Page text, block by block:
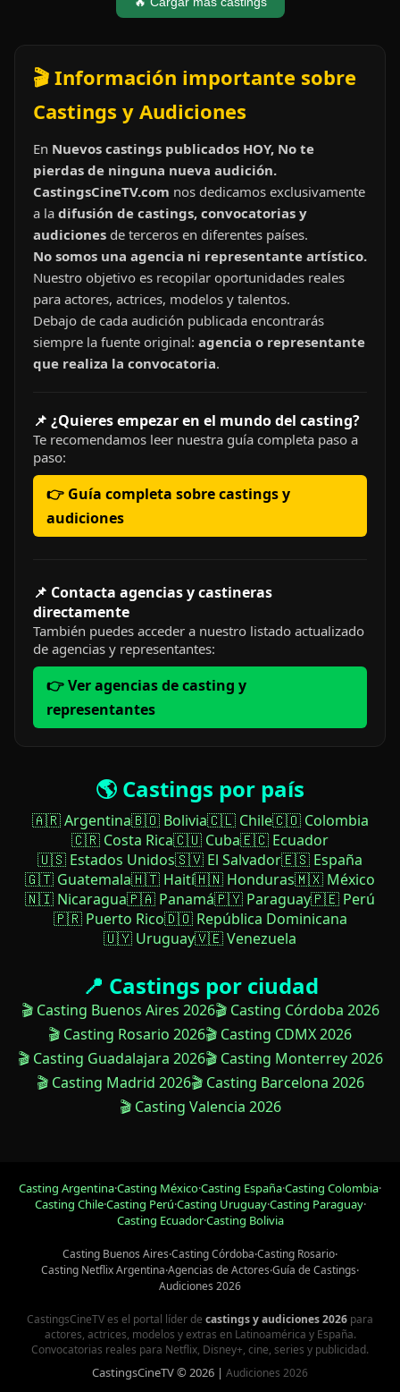
🎬 Información importante sobre
Castings y Audiciones
En Nuevos castings publicados HOY, No te
pierdas de ninguna nueva audición.
CastingsCineTV.com nos dedicamos exclusivamente
a la difusión de castings, convocatorias y
audiciones de terceros en diferentes países.
No somos una agencia ni representante artístico.
Nuestro objetivo es recopilar oportunidades reales
para actores, actrices, modelos y talentos.
Debajo de cada audición publicada encontrarás
siempre la fuente original: agencia o representante
que realiza la convocatoria.
📌 ¿Quieres empezar en el mundo del casting?
Te recomendamos leer nuestra guía completa paso a
paso:
👉 Guía completa sobre castings y
audiciones
📌 Contacta agencias y castineras
directamente
También puedes acceder a nuestro listado actualizado
de agencias y representantes:
👉 Ver agencias de casting y
representantes
🌎 Castings por país
🇦🇷 Argentina🇧🇴 Bolivia🇨🇱 Chile🇨🇴 Colombia
🇨🇷 Costa Rica🇨🇺 Cuba🇪🇨 Ecuador
🇺🇸 Estados Unidos🇸🇻 El Salvador🇪🇸 España
🇬🇹 Guatemala🇭🇹 Haití🇭🇳 Honduras🇲🇽 México
🇳🇮 Nicaragua🇵🇦 Panamá🇵🇾 Paraguay🇵🇪 Perú
🇵🇷 Puerto Rico🇩🇴 República Dominicana
🇺🇾 Uruguay🇻🇪 Venezuela
📍 Castings por ciudad
🎬 Casting Buenos Aires 2026🎬 Casting Córdoba 2026
🎬 Casting Rosario 2026🎬 Casting CDMX 2026
🎬 Casting Guadalajara 2026🎬 Casting Monterrey 2026
🎬 Casting Madrid 2026🎬 Casting Barcelona 2026
🎬 Casting Valencia 2026
Casting Argentina·Casting México·Casting España·Casting Colombia·
Casting Chile·Casting Perú·Casting Uruguay·Casting Paraguay·
Casting Ecuador·Casting Bolivia
Casting Buenos Aires·Casting Córdoba·Casting Rosario·
Casting Netflix Argentina·Agencias de Actores·Guía de Castings·
Audiciones 2026
CastingsCineTV es el portal líder de castings y audiciones 2026 para
actores, actrices, modelos y extras en Latinoamérica y España.
Convocatorias reales para Netflix, Disney+, cine, series y publicidad.
CastingsCineTV © 2026 | Audiciones 2026